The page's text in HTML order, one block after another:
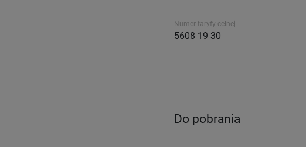
Numer taryfy celnej
5608 19 30
Do pobrania